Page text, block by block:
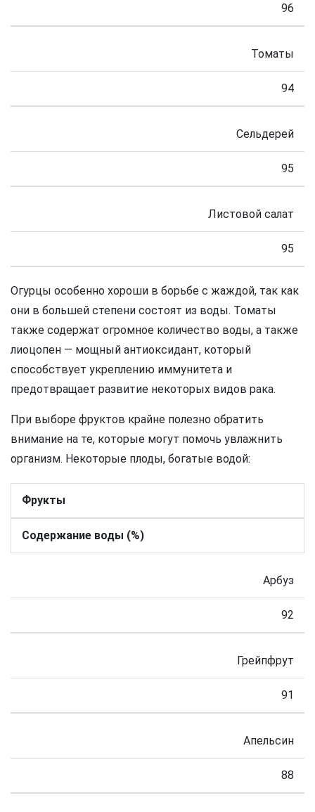
96
Томаты
94
Сельдерей
95
Листовой салат
95
Огурцы особенно хороши в борьбе с жаждой, так как
они в большей степени состоят из воды. Томаты
также содержат огромное количество воды, а также
лиоцопен — мощный антиоксидант, который
способствует укреплению иммунитета и
предотвращает развитие некоторых видов рака.
При выборе фруктов крайне полезно обратить
внимание на те, которые могут помочь увлажнить
организм. Некоторые плоды, богатые водой:
Фрукты
Содержание воды (%)
Арбуз
92
Грейпфрут
91
Апельсин
88